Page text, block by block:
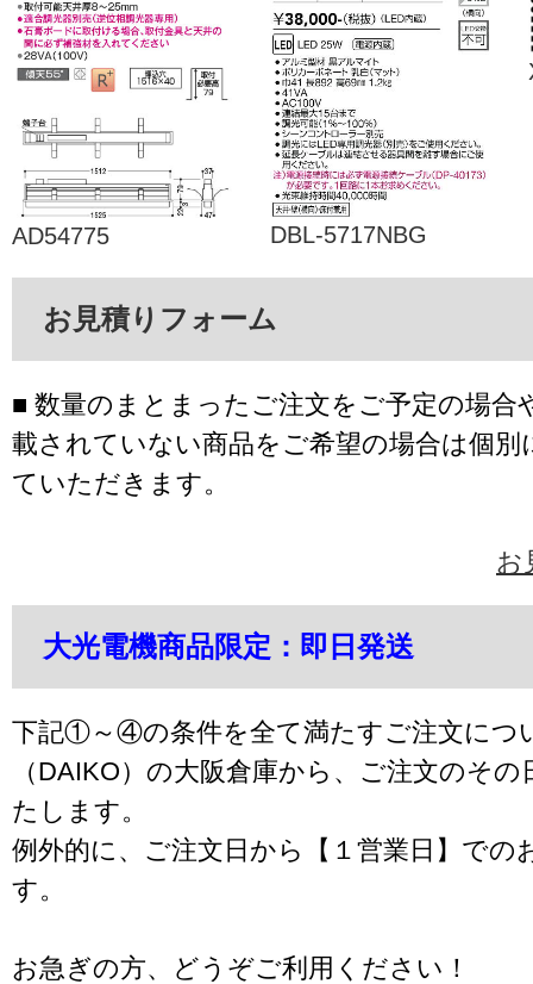
AD54775 DBL-5717NBG
お見積りフォーム
■ 数量のまとまったご注文をご予定の場合
載されていない商品をご希望の場合は個別
ていただきます。
お
大光電機商品限定：即日発送
下記①～④の条件を全て満たすご注文につ
（DAIKO）の大阪倉庫から、ご注文のそ
たします。
例外的に、ご注文日から【１営業日】での
す。
お急ぎの方、どうぞご利用ください！